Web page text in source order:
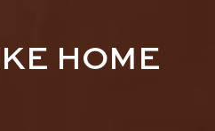
K E H O M E